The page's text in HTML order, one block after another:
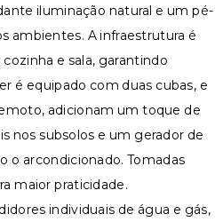
iluminação natural e um pé-
ambientes. A infraestrutura é
e sala, garantindo
é equipado com duas cubas, e
adicionam um toque de
nos subsolos e um gerador de
o arcondicionado. Tomadas
maior praticidade.
individuais de água e gás,